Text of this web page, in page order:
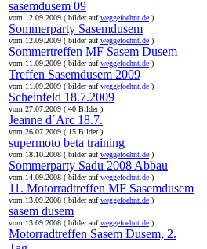
sasemdusem 09
vom 12.09.2009 ( bilder aufweggefoehnt.de )
Sommerparty Sasemdusem
vom 12.09.2009 ( bilder aufweggefoehnt.de )
Sommertreffen MF Sasem Dusem
vom 11.09.2009 ( bilder aufweggefoehnt.de )
Treffen Sasemdusem 2009
vom 11.09.2009 ( bilder aufweggefoehnt.de )
Scheinfeld 18.7.2009
vom 27.07.2009 ( 40 Bilder )
Jeanne d´Arc 18.7.
vom 26.07.2009 ( 15 Bilder )
supermoto beta training
vom 18.10.2008 ( bilder aufweggefoehnt.de )
Sommerparty Sadu 2008 Abbau
vom 14.09.2008 ( bilder aufweggefoehnt.de )
11. Motorradtreffen MF Sasemdusem
vom 13.09.2008 ( bilder aufweggefoehnt.de )
sasem dusem
vom 13.09.2008 ( bilder aufweggefoehnt.de )
Motorradtreffen Sasem Dusem, 2.